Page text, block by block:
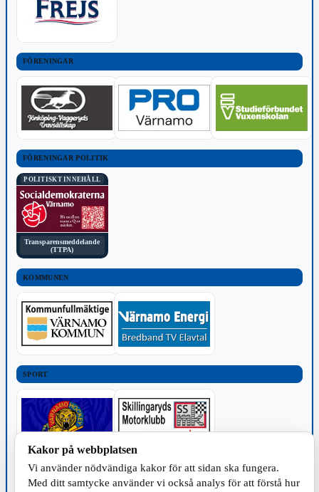
FÖRENINGAR
FÖRENINGAR POLITIK
POLITISKT INNEHÅLL
Transparensmeddelande
(TTPA)
KOMMUNEN
SPORT
TILLVERKNING
Kakor på webbplatsen
Vi använder nödvändiga kakor för att sidan ska fungera.
Med ditt samtycke använder vi också analys för att förstå hur